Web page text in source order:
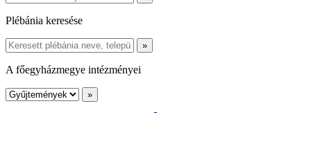
Plébánia keresése
A főegyházmegye intézményei